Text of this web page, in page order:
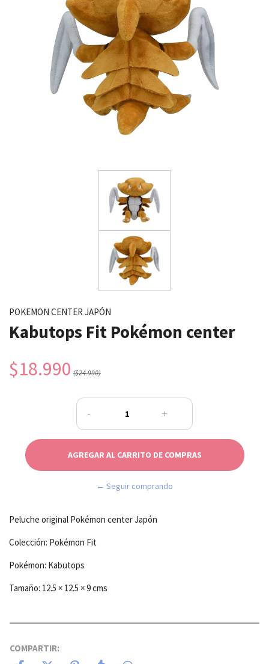
POKEMON CENTER JAPÓN
Kabutops Fit Pokémon center
$18.990 ($24.990)
- +
← Seguir comprando
Peluche original Pokémon center Japón
Colección: Pokémon Fit
Pokémon: Kabutops
Tamaño: 12.5 × 12.5 × 9 cms
COMPARTIR: